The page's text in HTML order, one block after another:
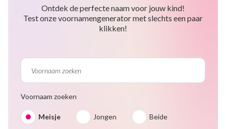
Ontdek de perfecte naam voor jouw kind!
Test onze voornamengenerator met slechts een paar
klikken!
Voornaam zoeken
Meisje Jongen Beide